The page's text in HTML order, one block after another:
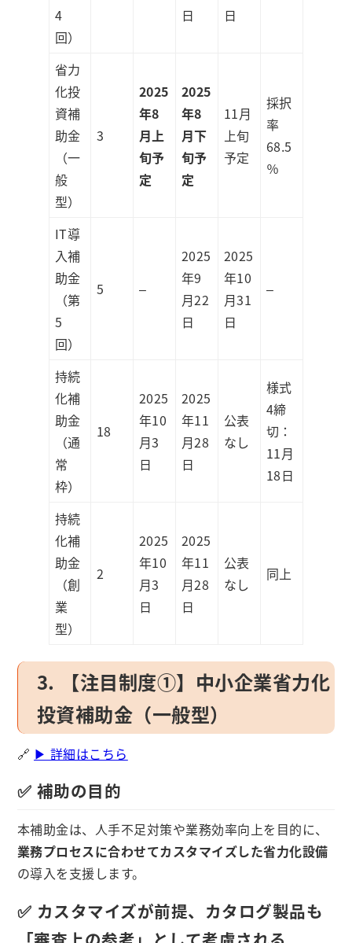
4
回）
日
日
省力
化投
資補
助金
（一
般
型）
3
2025
年8
月上
旬予
定
2025
年8
月下
旬予
定
11月
上旬
予定
採択
率
68.5
％
IT導
入補
助金
（第
5
回）
5 –
2025
年9
月22
日
2025
年10
月31
日
–
持続
化補
助金
（通
常
枠）
18
2025
年10
月3
日
2025
年11
月28
日
公表
なし
様式
4締
切：
11月
18日
持続
化補
助金
（創
業
型）
2
2025
年10
月3
日
2025
年11
月28
日
公表
なし
同上
3. 【注目制度①】中小企業省力化
投資補助金（一般型）
🔗 ▶ 詳細はこちら
✅ 補助の目的
本補助金は、人手不足対策や業務効率向上を目的に、
業務プロセスに合わせてカスタマイズした省力化設備
の導入を支援します。
✅ カスタマイズが前提、カタログ製品も